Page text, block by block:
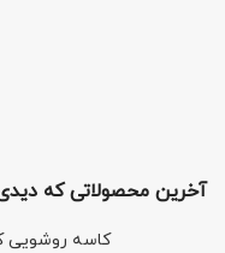
آخرین محصولاتی که
کاسه روشویی